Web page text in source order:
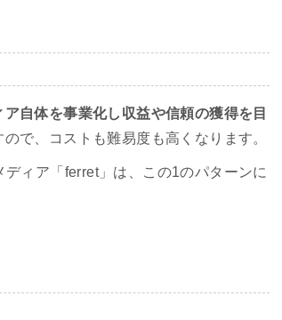
自体を事業化し収益や信頼の獲得を目
で、コストも難易度も高くなります。
ィア「ferret」は、この1のパターンに